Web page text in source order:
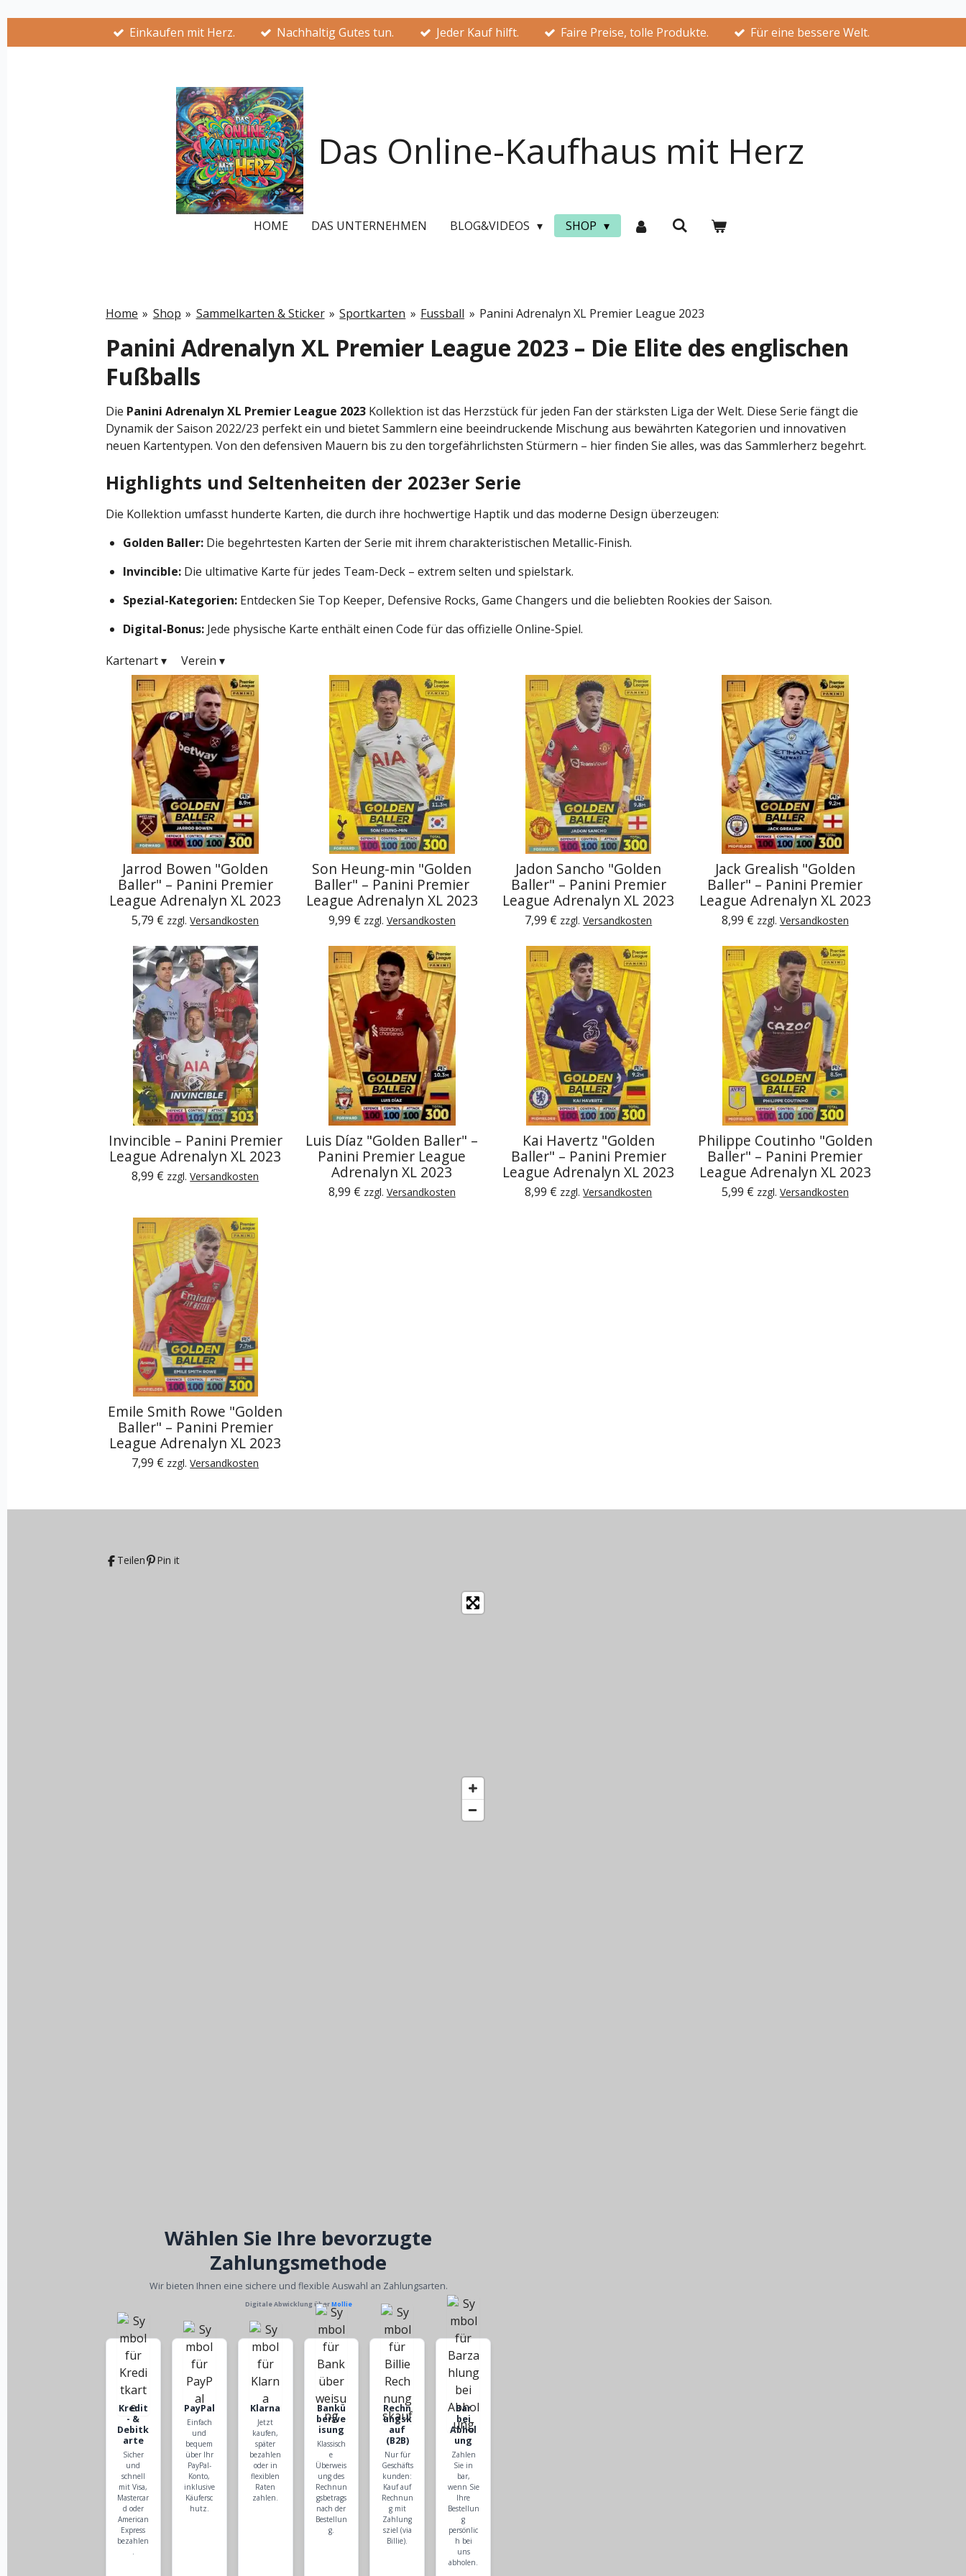
springen
Einkaufen mit Herz. Nachhaltig Gutes tun. Jeder Kauf hilft. Faire Preise, tolle Produkte. Für eine bessere Welt.
Das Online-Kaufhaus mit Herz
HOME DAS UNTERNEHMEN BLOG&VIDEOS SHOP
Home » Shop » Sammelkarten & Sticker » Sportkarten » Fussball » Panini Adrenalyn XL Premier League 2023
Panini Adrenalyn XL Premier League 2023 – Die Elite des englischen
Fußballs
Die Panini Adrenalyn XL Premier League 2023 Kollektion ist das Herzstück für jeden Fan der stärksten Liga der Welt. Diese Serie fängt die
Dynamik der Saison 2022/23 perfekt ein und bietet Sammlern eine beeindruckende Mischung aus bewährten Kategorien und innovativen
neuen Kartentypen. Von den defensiven Mauern bis zu den torgefährlichsten Stürmern – hier finden Sie alles, was das Sammlerherz begehrt.
Highlights und Seltenheiten der 2023er Serie
Die Kollektion umfasst hunderte Karten, die durch ihre hochwertige Haptik und das moderne Design überzeugen:
Golden Baller: Die begehrtesten Karten der Serie mit ihrem charakteristischen Metallic-Finish.
Invincible: Die ultimative Karte für jedes Team-Deck – extrem selten und spielstark.
Spezial-Kategorien: Entdecken Sie Top Keeper, Defensive Rocks, Game Changers und die beliebten Rookies der Saison.
Digital-Bonus: Jede physische Karte enthält einen Code für das offizielle Online-Spiel.
Kartenart▾ Verein ▾
Jarrod Bowen "Golden
Baller" – Panini Premier
League Adrenalyn XL 2023
5,79 € zzgl.Versandkosten
Son Heung-min "Golden
Baller" – Panini Premier
League Adrenalyn XL 2023
9,99 € zzgl. Versandkosten
Jadon Sancho "Golden
Baller" – Panini Premier
League Adrenalyn XL 2023
7,99 € zzgl.Versandkosten
Jack Grealish "Golden
Baller" – Panini Premier
League Adrenalyn XL 2023
8,99 € zzgl. Versandkosten
Invincible – Panini Premier
League Adrenalyn XL 2023
8,99 € zzgl.Versandkosten
Luis Díaz "Golden Baller" –
Panini Premier League
Adrenalyn XL 2023
8,99 € zzgl. Versandkosten
Kai Havertz "Golden
Baller" – Panini Premier
League Adrenalyn XL 2023
8,99 € zzgl.Versandkosten
Philippe Coutinho "Golden
Baller" – Panini Premier
League Adrenalyn XL 2023
5,99 € zzgl. Versandkosten
Emile Smith Rowe "Golden
Baller" – Panini Premier
League Adrenalyn XL 2023
7,99 € zzgl.Versandkosten
Teilen Pin it
Wählen Sie Ihre bevorzugte
Zahlungsmethode
Wir bieten Ihnen eine sichere und flexible Auswahl an Zahlungsarten.
Digitale Abwicklung überMollie
Kredit
- &
Debitk
arte
Sicher
und
schnell
mit Visa,
Mastercar
d oder
American
Express
bezahlen
.
PayPal
Einfach
und
bequem
über Ihr
PayPal-
Konto,
inklusive
Käufersc
hutz.
Klarna
Jetzt
kaufen,
später
bezahlen
oder in
flexiblen
Raten
zahlen.
Bankü
berwe
isung
Klassisch
e
Überweis
ung des
Rechnun
gsbetrags
nach der
Bestellun
g.
Rechn
ungsk
auf
(B2B)
Nur für
Geschäfts
kunden:
Kauf auf
Rechnun
g mit
Zahlung
sziel (via
Billie).
Bar
bei
Abhol
ung
Zahlen
Sie in
bar,
wenn Sie
Ihre
Bestellun
g
persönlic
h bei
uns
abholen.